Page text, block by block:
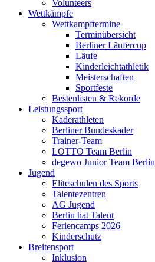
Volunteers
Wettkämpfe
Wettkampftermine
Terminübersicht
Berliner Läufercup
Läufe
Kinderleichtathletik
Meisterschaften
Sportfeste
Bestenlisten & Rekorde
Leistungssport
Kaderathleten
Berliner Bundeskader
Trainer-Team
LOTTO Team Berlin
degewo Junior Team Berlin
Jugend
Eliteschulen des Sports
Talentezentren
AG Jugend
Berlin hat Talent
Feriencamps 2026
Kinderschutz
Breitensport
Inklusion